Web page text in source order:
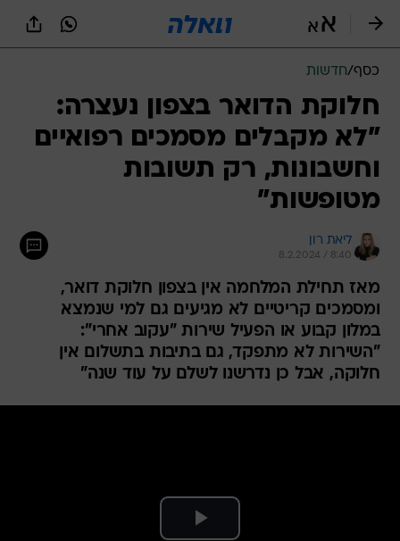
כסף/חדשות
חלוקת הדואר בצפון נעצרה:
"לא מקבלים מסמכים רפואיים
וחשבונות, רק תשובות
מטופשות"
ליאת רון
8.2.2024 / 8:40
מאז תחילת המלחמה אין בצפון חלוקת דואר,
ומסמכים קריטיים לא מגיעים גם למי שנמצא
במלון קבוע או הפעיל שירות "עקוב אחרי":
"השירות לא מתפקד, גם בתיבות בתשלום אין
חלוקה, אבל כן נדרשנו לשלם על עוד שנה"